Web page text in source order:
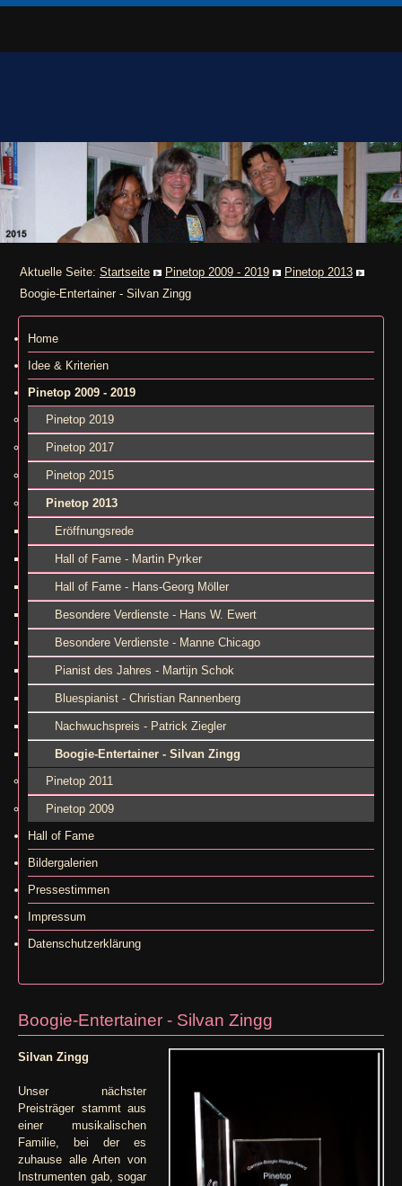
Aktuelle Seite: Startseite Pinetop 2009 - 2019
Pinetop 2013
Boogie-Entertainer - Silvan Zingg
Home
Idee & Kriterien
Pinetop 2009 - 2019
Pinetop 2019
Pinetop 2017
Pinetop 2015
Pinetop 2013
Eröffnungsrede
Hall of Fame - Martin Pyrker
Hall of Fame - Hans-Georg Möller
Besondere Verdienste - Hans W. Ewert
Besondere Verdienste - Manne Chicago
Pianist des Jahres - Martijn Schok
Bluespianist - Christian Rannenberg
Nachwuchspreis - Patrick Ziegler
Boogie-Entertainer - Silvan Zingg
Pinetop 2011
Pinetop 2009
Hall of Fame
Bildergalerien
Pressestimmen
Impressum
Datenschutzerklärung
Boogie-Entertainer - Silvan Zingg
Silvan Zingg
Unser nächster
Preisträger stammt aus
einer musikalischen
Familie, bei der es
zuhause alle Arten von
Instrumenten gab, sogar